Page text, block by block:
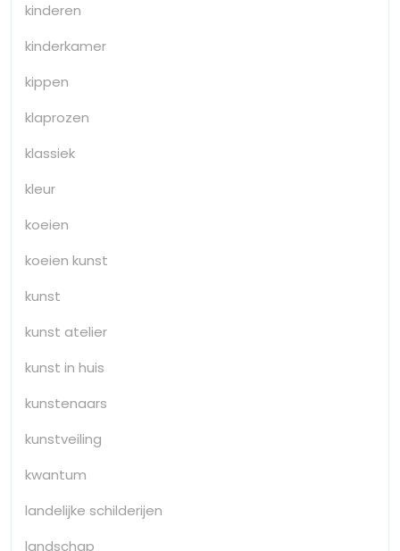
kinderen
kinderkamer
kippen
klaprozen
klassiek
kleur
koeien
koeien kunst
kunst
kunst atelier
kunst in huis
kunstenaars
kunstveiling
kwantum
landelijke schilderijen
landschap